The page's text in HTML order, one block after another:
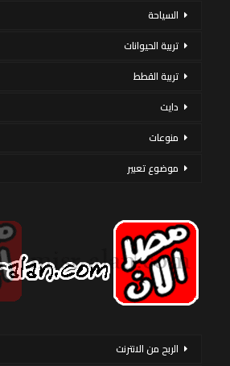
السياحة
تربية الحيوانات
تربية القطط
دايت
منوعات
موضوع تعبير
الربح من الانترنت